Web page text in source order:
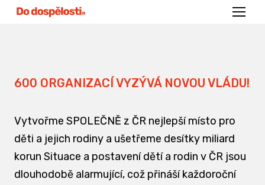
Menu
600 ORGANIZACÍ VYZÝVÁ NOVOU VLÁDU!
Vytvořme SPOLEČNĚ z ČR nejlepší místo pro
děti a jejich rodiny a ušetřeme desítky miliard
korun Situace a postavení dětí a rodin v ČR jsou
dlouhodobě alarmující, což přináší každoroční